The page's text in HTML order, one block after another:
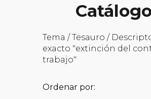
Tema / Tesauro /
exacto "extinción del
trabajo"
Ordenar por: